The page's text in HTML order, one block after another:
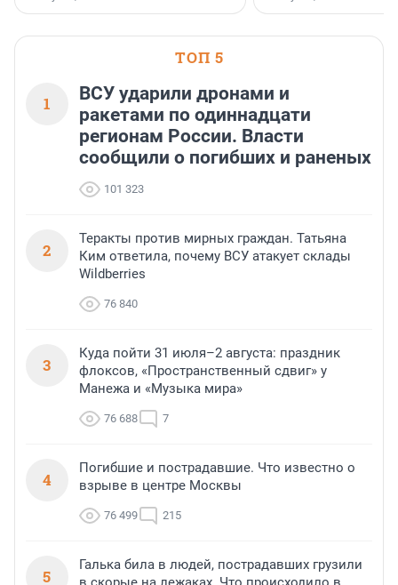
ТОП 5
1
ВСУ ударили дронами и
ракетами по одиннадцати
регионам России. Власти
сообщили о погибших и раненых
101 323
2
Теракты против мирных граждан. Татьяна
Ким ответила, почему ВСУ атакует склады
Wildberries
76 840
3
Куда пойти 31 июля–2 августа: праздник
флоксов, «Пространственный сдвиг» у
Манежа и «Музыка мира»
76 688 7
4
Погибшие и пострадавшие. Что известно о
взрыве в центре Москвы
76 499 215
5
Галька била в людей, пострадавших грузили